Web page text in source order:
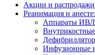
Акции и распродажи
Реанимация и
Аппараты ИВЛ
Инфузионные